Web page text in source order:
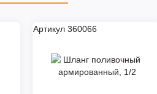
Артикул 360066